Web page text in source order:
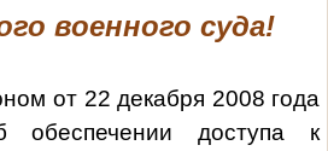
военного суда!
от 22 декабря 2008 года
доступа к